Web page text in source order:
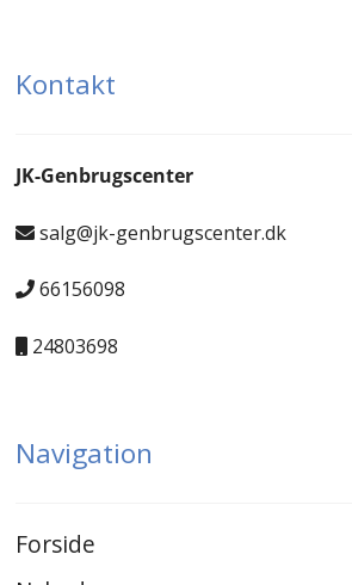
Kontakt
JK-Genbrugscenter
salg@jk-genbrugscenter.dk
66156098
24803698
Navigation
Forside